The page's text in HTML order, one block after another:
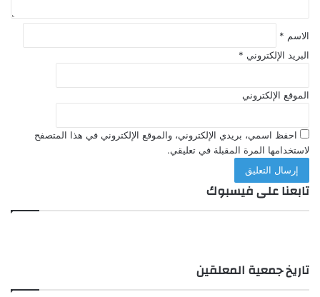
الاسم *
البريد الإلكتروني *
الموقع الإلكتروني
احفظ اسمي، بريدي الإلكتروني، والموقع الإلكتروني في هذا المتصفح
لاستخدامها المرة المقبلة في تعليقي.
تابعنا على فيسبوك
تاريخ جمعية المعلقين